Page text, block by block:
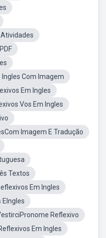
Com Imagem
Em Ingles
Vos Em Ingles
Imagem E Tradução
Textos
Em Ingles
Reflexivo
Em Ingles